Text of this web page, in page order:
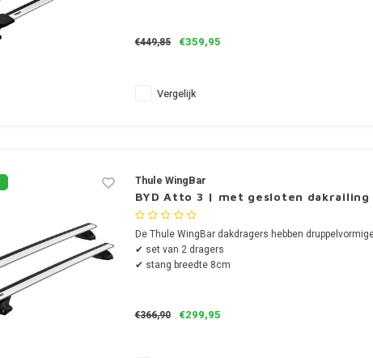
€449,85 €359,95
Vergelijk
Thule WingBar
BYD Atto 3 | met gesloten dakrailing
De Thule WingBar dakdragers hebben
✔ set van 2 dragers
✔ stang breedte 8cm
€366,90 €299,95